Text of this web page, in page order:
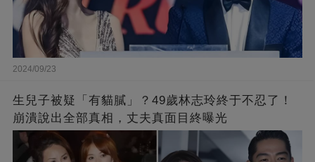
2024/09/23
生兒子被疑「有貓膩」？49歲林志玲終于不忍了！
崩潰說出全部真相，丈夫真面目終曝光